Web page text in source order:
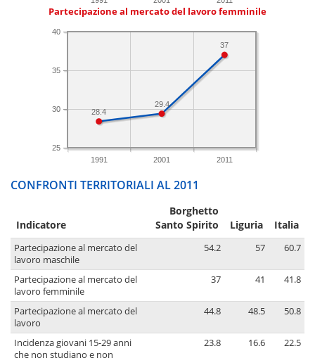
Partecipazione al mercato del lavoro femminile
1991 2001 2011
25
30
35
40
37
29.4
28.4
CONFRONTI TERRITORIALI AL 2011
Indicatore
Borghetto
Santo Spirito
Liguria Italia
Partecipazione al mercato del
lavoro maschile
54.2 57 60.7
Partecipazione al mercato del
lavoro femminile
37 41 41.8
Partecipazione al mercato del
lavoro
44.8 48.5 50.8
Incidenza giovani 15-29 anni
che non studiano e non
23.8 16.6 22.5